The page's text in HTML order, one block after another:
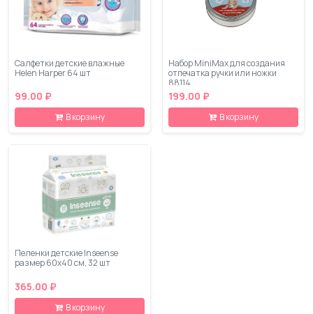
Салфетки детские влажные
Helen Harper 64 шт
99.00 ₽
В корзину
Набор MiniMax для создания
отпечатка ручки или ножки
88114
199.00 ₽
В корзину
Пеленки детские Inseense
размер 60х40 см, 32 шт
365.00 ₽
В корзину